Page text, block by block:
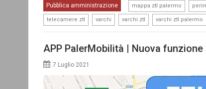
Pubblica amministrazione mappa ztl palermo
telecamere ztl varchi varchi ztl varchi ztl palermo
APP PalerMobilità | Nuova
7 Luglio 2021